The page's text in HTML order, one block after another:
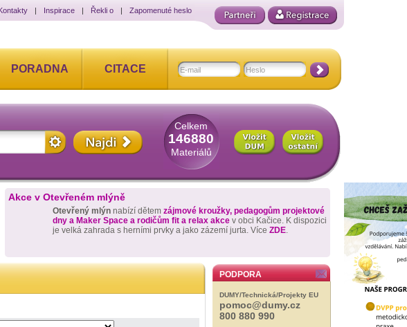
| Inspirace | Řekli o | Zapomenuté heslo
PORADNA CITACE
Celkem
146880
Materiálů
Akce v Otevřeném mlýně
Otevřený mlýn nabízí dětem zájmové kroužky, pedagogům projektové
dny a Maker Space a rodičům fit a relax akce v obci Kačice. K dispozici
je velká zahrada s herními prvky a jako zázemí jurta. Více ZDE.
PODPORA
DUMY/Technická/Projekty EU
pomoc@dumy.cz
800 880 990